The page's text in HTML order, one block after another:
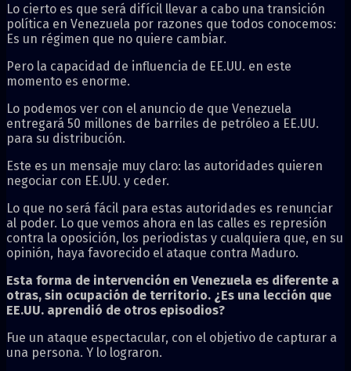
Lo cierto es que será difícil llevar a cabo una transición
política en Venezuela por razones que todos conocemos:
Es un régimen que no quiere cambiar.
Pero la capacidad de influencia de EE.UU. en este
momento es enorme.
Lo podemos ver con el anuncio de que Venezuela
entregará 50 millones de barriles de petróleo a EE.UU.
para su distribución.
Este es un mensaje muy claro: las autoridades quieren
negociar con EE.UU. y ceder.
Lo que no será fácil para estas autoridades es renunciar
al poder. Lo que vemos ahora en las calles es represión
contra la oposición, los periodistas y cualquiera que, en su
opinión, haya favorecido el ataque contra Maduro.
Esta forma de intervención en Venezuela es diferente a
otras, sin ocupación de territorio. ¿Es una lección que
EE.UU. aprendió de otros episodios?
Fue un ataque espectacular, con el objetivo de capturar a
una persona. Y lo lograron.